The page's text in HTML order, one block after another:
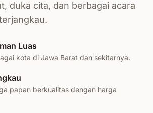
duka cita, dan berbagai acara
Luas
kota di Jawa Barat dan sekitarnya.
papan berkualitas dengan harga